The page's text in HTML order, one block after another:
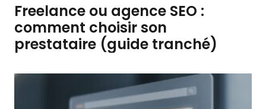
Freelance ou agence SEO :
comment choisir son
prestataire (guide tranché)